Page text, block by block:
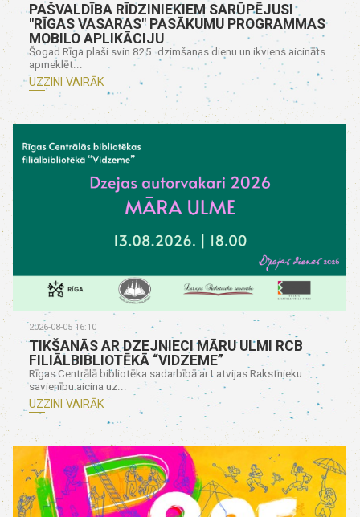
PAŠVALDĪBA RĪDZINIEKIEM SARŪPĒJUSI
"RĪGAS VASARAS" PASĀKUMU PROGRAMMAS
MOBILO APLIKĀCIJU
Šogad Rīga plaši svin 825. dzimšanas dienu un ikviens aicināts
apmeklēt...
UZZINI VAIRĀK
2026-08-05 16:10
TIKŠANĀS AR DZEJNIECI MĀRU ULMI RCB
FILIĀLBIBLIOTĒKĀ “VIDZEME”
Rīgas Centrālā bibliotēka sadarbībā ar Latvijas Rakstnieku
savienību aicina uz...
UZZINI VAIRĀK